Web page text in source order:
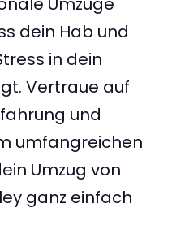
dein Hab und
in dein
Vertraue auf
und
umfangreichen
Umzug von
ganz einfach